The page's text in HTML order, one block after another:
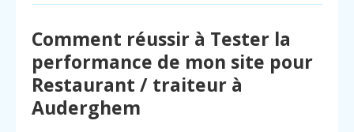
Comment réussir à Tester la
performance de mon site pour
Restaurant / traiteur à
Auderghem